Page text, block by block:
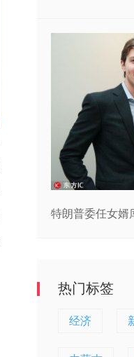
特朗普委任女婿
热门标签
经济